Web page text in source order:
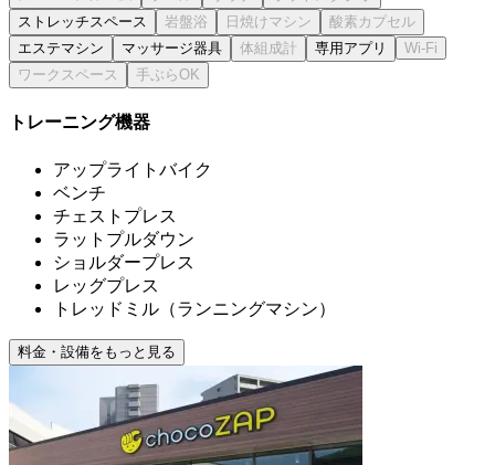
ストレッチスペース
エステマシン
マッサージ器具 専用アプリ
トレーニング機器
アップライトバイク
ベンチ
チェストプレス
ラットプルダウン
ショルダープレス
レッグプレス
トレッドミル（ランニングマシン）
料金・設備をもっと見る